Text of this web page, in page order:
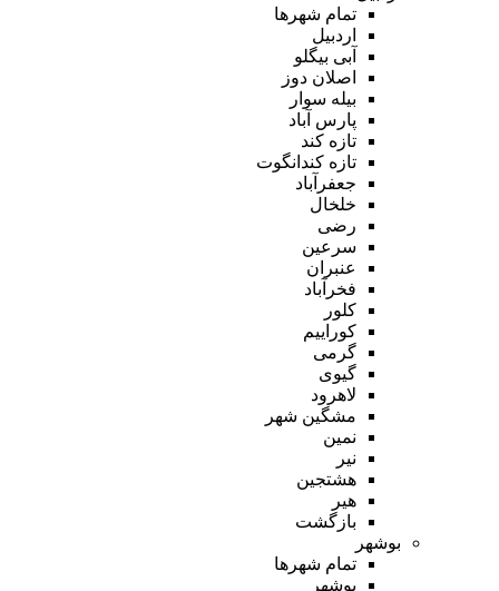
تمام شهر‌ها
اردبیل
آبی بیگلو
اصلان دوز
بیله سوار
پارس آباد
تازه کند
تازه کندانگوت
جعفرآباد
خلخال
رضی
سرعین
عنبران
فخرآباد
کلور
کوراییم
گرمی
گیوی
لاهرود
مشگین شهر
نمین
نیر
هشتجین
هیر
بازگشت
بوشهر
تمام شهر‌ها
بوشهر